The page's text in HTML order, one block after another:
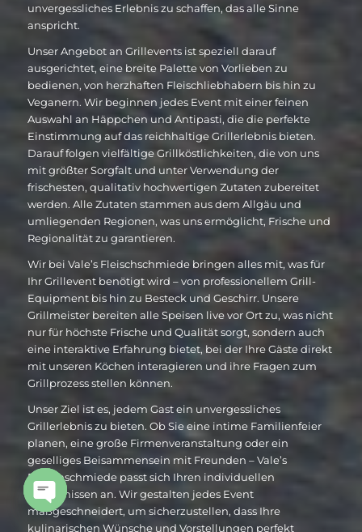
unvergessliches Erlebnis zu schaffen, das alle Sinne
anspricht.
Unser Angebot an Grillevents ist speziell darauf
ausgerichtet, eine breite Palette von Vorlieben zu
bedienen, von herzhaften Fleischliebhabern bis hin zu
Veganern. Wir beginnen jedes Event mit einer feinen
Auswahl an Häppchen und Antipasti, die die perfekte
Einstimmung auf das reichhaltige Grillerlebnis bieten.
Darauf folgen vielfältige Grillköstlichkeiten, die von uns
mit größter Sorgfalt und unter Verwendung der
frischesten, qualitativ hochwertigen Zutaten zubereitet
werden. Alle Zutaten stammen aus dem Allgäu und
umliegenden Regionen, was uns ermöglicht, Frische und
Regionalität zu garantieren.
Wir bei Vale’s Fleischschmiede bringen alles mit, was für
Ihr Grillevent benötigt wird – von professionellem Grill-
Equipment bis hin zu Besteck und Geschirr. Unsere
Grillmeister bereiten alle Speisen live vor Ort zu, was nicht
nur für höchste Frische und Qualität sorgt, sondern auch
eine interaktive Erfahrung bietet, bei der Ihre Gäste direkt
mit unseren Köchen interagieren und ihre Fragen zum
Grillprozess stellen können.
Unser Ziel ist es, jedem Gast ein unvergessliches
Grillerlebnis zu bieten. Ob Sie eine intime Familienfeier
planen, eine große Firmenveranstaltung oder ein
geselliges Beisammensein mit Freunden – Vale’s
Fleischschmiede passt sich Ihren individuellen
Bedürfnissen an. Wir gestalten jedes Event
maßgeschneidert, um sicherzustellen, dass Ihre
kulinarischen Wünsche und Vorstellungen perfekt
Open
chaty